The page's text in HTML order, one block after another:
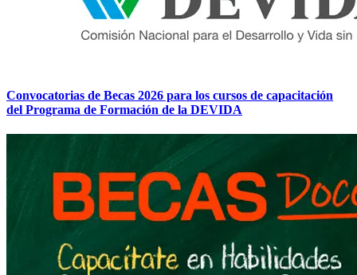
Convocatorias de Becas 2026 para los cursos de capacitación
del Programa de Formación de la DEVIDA